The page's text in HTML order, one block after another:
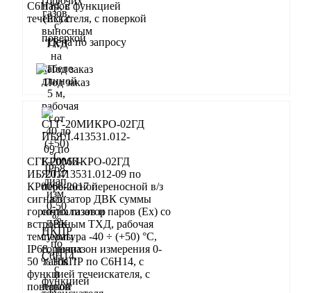
С6Н14, с функцией
течеискателя, с поверкой
Цена по запросу
Под заказ
СГГ-20МИКРО-02ГД
ИБЯЛ.413531.012-09 по
КР0066-2017 переносной в/з
сигнализатор ДВК суммы
горючих газов и паров (Ex) со
встроенным ТХД, рабочая
температура -40 ÷ (+50) °С,
IP68, диапазон измерения 0-
50 % НКПР по С6Н14, с
функцией течеискателя, с
поверкой